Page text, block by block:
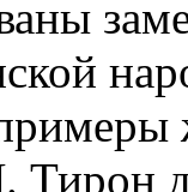
Тирон